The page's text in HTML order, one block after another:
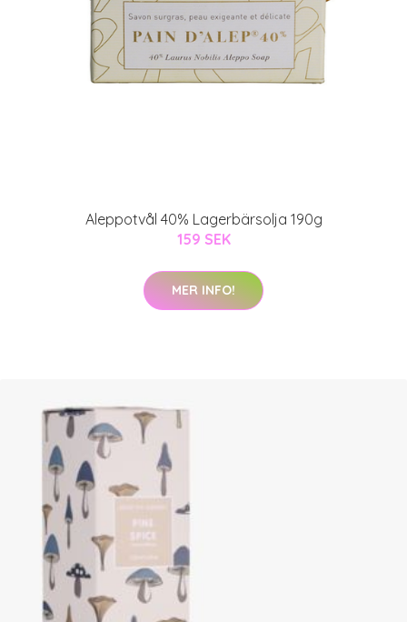
Aleppotvål 40% Lagerbärsolja 190g
159 SEK
MER INFO!